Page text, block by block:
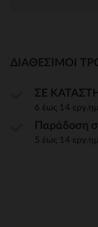
ΔΙΑΘΈΣΙΜΟΙ
ΣΕ
6 έως 14
Παράδοση
5 έως 14